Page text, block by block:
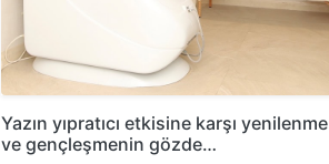
Yazın yıpratıcı etkisine karşı yenilenme
ve gençleşmenin gözde…